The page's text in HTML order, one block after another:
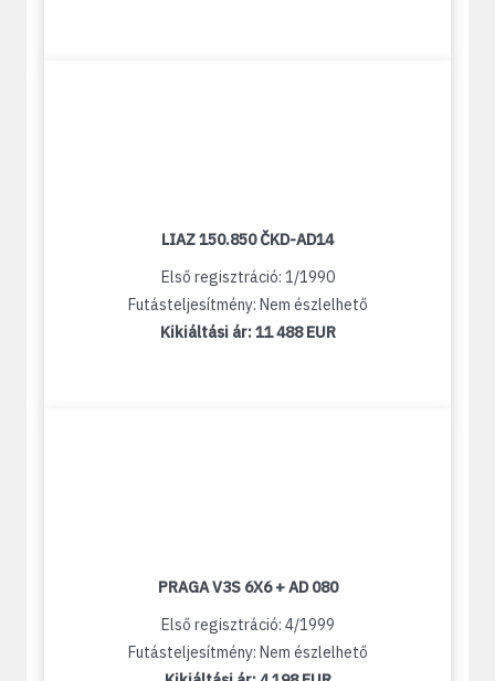
LIAZ 150.850 ČKD-AD14
Első regisztráció: 1/1990
Futásteljesítmény: Nem észlelhető
Kikiáltási ár:11 488 EUR
PRAGA V3S 6X6 + AD 080
Első regisztráció: 4/1999
Futásteljesítmény: Nem észlelhető